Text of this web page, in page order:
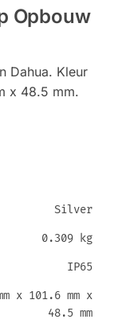
Opbouw
Dahua. Kleur
x 48.5 mm.
Silver
0.309 kg
IP65
x 101.6 mm x
48.5 mm